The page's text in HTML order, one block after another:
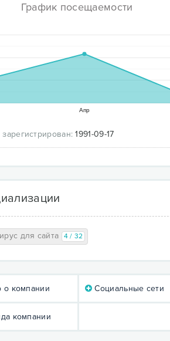
График посещаемости
Апр
1991-09-17
для сайта 4 / 32
компании Социальные сети
компании